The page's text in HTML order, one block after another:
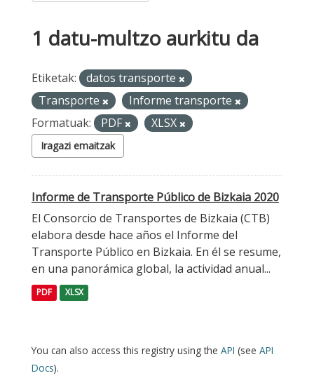
1 datu-multzo aurkitu da
Etiketak:
datos transporte
Transporte
Informe transporte
Formatuak:
PDF XLSX
Iragazi emaitzak
Informe de Transporte Público de Bizkaia 2020
El Consorcio de Transportes de Bizkaia (CTB)
elabora desde hace años el Informe del
Transporte Público en Bizkaia. En él se resume,
en una panorámica global, la actividad anual...
PDF XLSX
You can also access this registry using the API (see API
Docs).